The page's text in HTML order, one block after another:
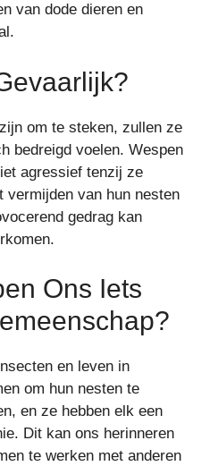
van dode dieren en
om te steken, zullen ze
bedreigd voelen. Wespen
agressief tenzij ze
vermijden van hun nesten
gedrag kan
Ons Iets
en leven in
om hun nesten te
en ze hebben elk een
Dit kan ons herinneren
te werken met anderen